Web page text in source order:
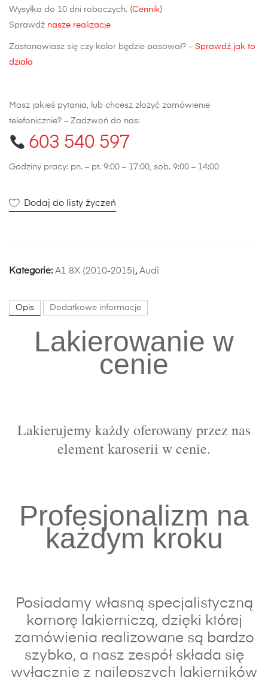
Wysyłka do 10 dni roboczych. (Cennik)
Sprawdź nasze realizacje
Zastanawiasz się czy kolor będzie pasował? – Sprawdź jak to
działa
Masz jakieś pytania, lub chcesz złożyć zamówienie
telefonicznie? – Zadzwoń do nas:
603 540 597
Godziny pracy: pn. – pt. 9:00 – 17:00, sob. 9:00 – 14:00
Dodaj do listy życzeń
Kategorie: A1 8X (2010-2015), Audi
Opis Dodatkowe informacje
Lakierowanie w
cenie
Lakierujemy każdy oferowany przez nas
element karoserii w cenie.
Profesjonalizm na
każdym kroku
Posiadamy własną specjalistyczną
komorę lakierniczą, dzięki której
zamówienia realizowane są bardzo
szybko, a nasz zespół składa się
wyłącznie z najlepszych lakierników